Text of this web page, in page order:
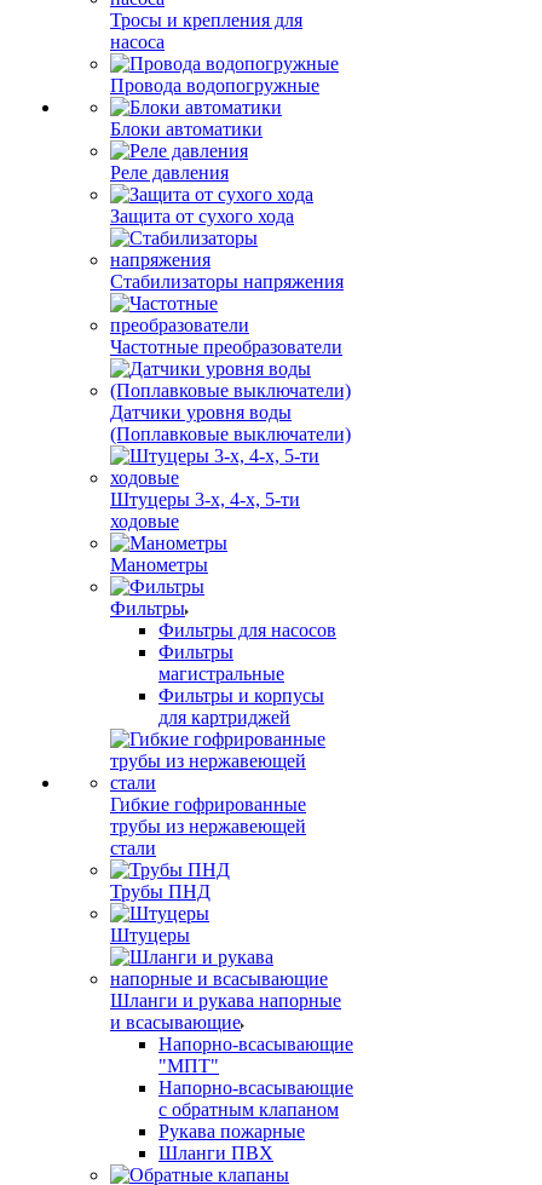
Тросы и крепления для
насоса
Провода водопогружные
Блоки автоматики
Реле давления
Защита от сухого хода
Стабилизаторы напряжения
Частотные преобразователи
Датчики уровня воды
(Поплавковые выключатели)
Штуцеры 3-х, 4-х, 5-ти
ходовые
Манометры
Фильтры
Фильтры для насосов
Фильтры
магистральные
Фильтры и корпусы
для картриджей
Гибкие гофрированные
трубы из нержавеющей
стали
Трубы ПНД
Штуцеры
Шланги и рукава напорные
и всасывающие
Напорно-всасывающие
"МПТ"
Напорно-всасывающие
с обратным клапаном
Рукава пожарные
Шланги ПВХ